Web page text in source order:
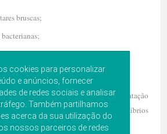
bruscas;
renais, hepáticas ou intestinais;
podem levar à desidratação
e, consequentemente, a desequilíbrios
é essencial corrigir a desidratação.
cookies para personalizar
e anúncios, fornecer
de redes sociais e analisar
Também partilhamos
acerca da sua utilização do
nossos parceiros de redes